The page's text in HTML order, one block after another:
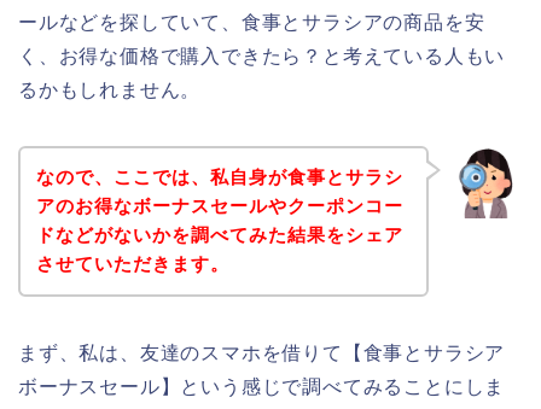
ールなどを探していて、食事とサラシアの商品を安
く、お得な価格で購入できたら？と考えている人もい
るかもしれません。
なので、ここでは、私自身が食事とサラシ
アのお得なボーナスセールやクーポンコー
ドなどがないかを調べてみた結果をシェア
させていただきます。
まず、私は、友達のスマホを借りて【食事とサラシア
ボーナスセール】という感じで調べてみることにしま